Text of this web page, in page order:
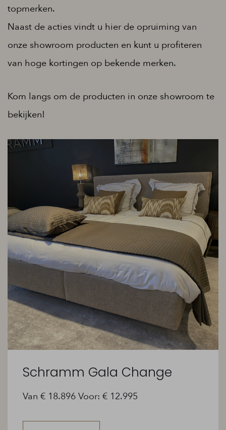
topmerken.
Naast de acties vindt u hier de opruiming van
onze showroom producten en kunt u profiteren
van hoge kortingen op bekende merken.
Kom langs om de producten in onze showroom te
bekijken!
Schramm Gala Change
Van € 18.896 Voor: € 12.995